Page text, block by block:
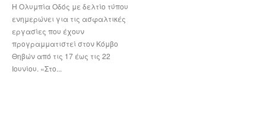
Η Ολυμπία Οδός με δελτίο τύπου
ενημερώνει για τις ασφαλτικές
εργασίες που έχουν
προγραμματιστεί στον Κόμβο
Θηβών από τις 17 έως τις 22
Ιουνίου. «Στο...